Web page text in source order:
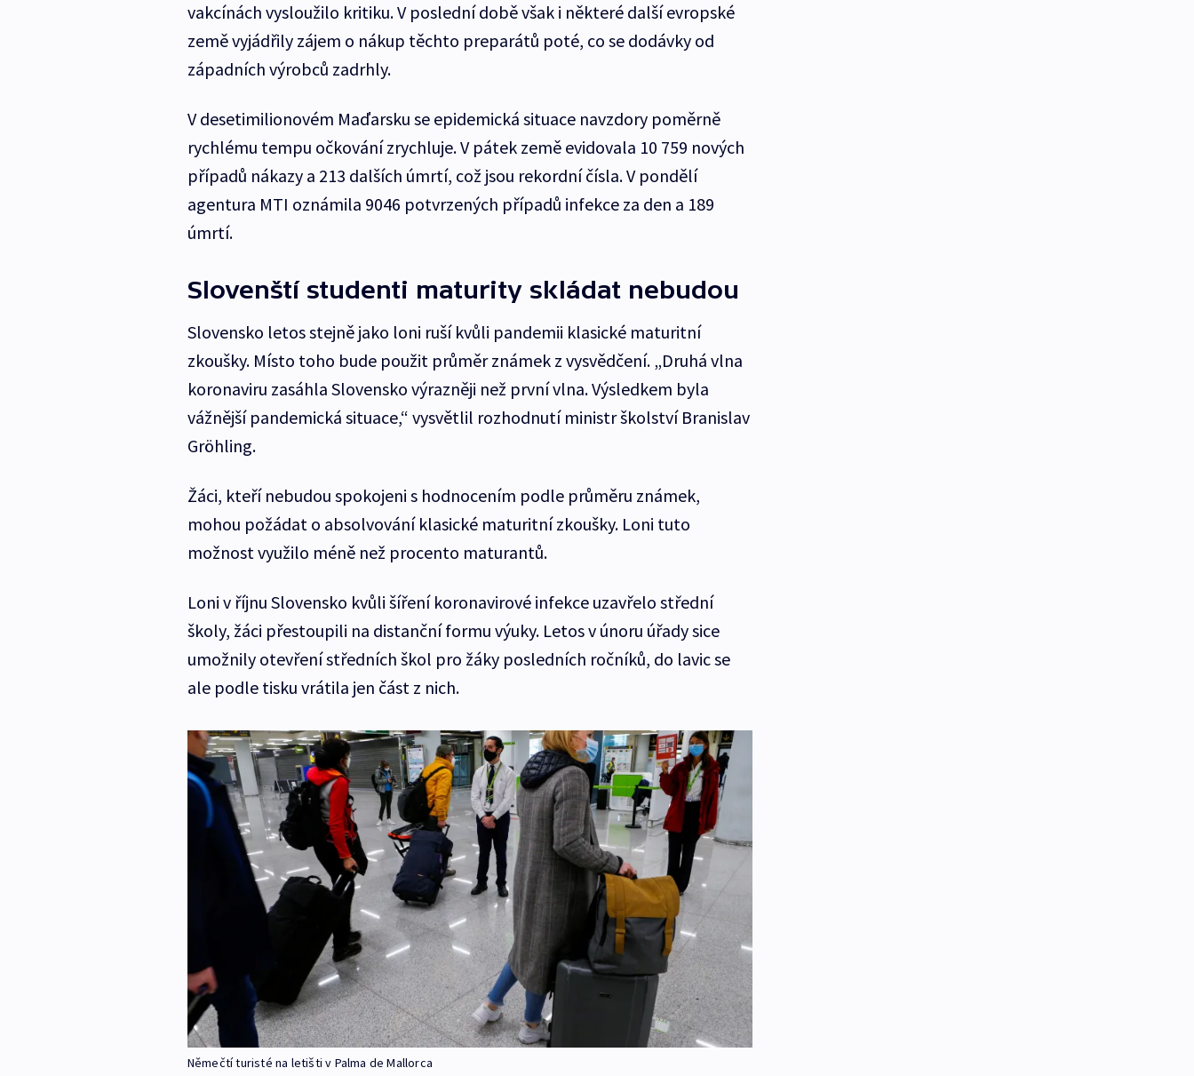
vakcínách vysloužilo kritiku. V poslední době však i některé další evropské
země vyjádřily zájem o nákup těchto preparátů poté, co se dodávky od
západních výrobců zadrhly.
V desetimilionovém Maďarsku se epidemická situace navzdory poměrně
rychlému tempu očkování zrychluje. V pátek země evidovala 10 759 nových
případů nákazy a 213 dalších úmrtí, což jsou rekordní čísla. V pondělí
agentura MTI oznámila 9046 potvrzených případů infekce za den a 189
úmrtí.
Slovenští studenti maturity skládat nebudou
Slovensko letos stejně jako loni ruší kvůli pandemii klasické maturitní
zkoušky. Místo toho bude použit průměr známek z vysvědčení. „Druhá vlna
koronaviru zasáhla Slovensko výrazněji než první vlna. Výsledkem byla
vážnější pandemická situace,“ vysvětlil rozhodnutí ministr školství Branislav
Gröhling.
Žáci, kteří nebudou spokojeni s hodnocením podle průměru známek,
mohou požádat o absolvování klasické maturitní zkoušky. Loni tuto
možnost využilo méně než procento maturantů.
Loni v říjnu Slovensko kvůli šíření koronavirové infekce uzavřelo střední
školy, žáci přestoupili na distanční formu výuky. Letos v únoru úřady sice
umožnily otevření středních škol pro žáky posledních ročníků, do lavic se
ale podle tisku vrátila jen část z nich.
Němečtí turisté na letišti v Palma de Mallorca